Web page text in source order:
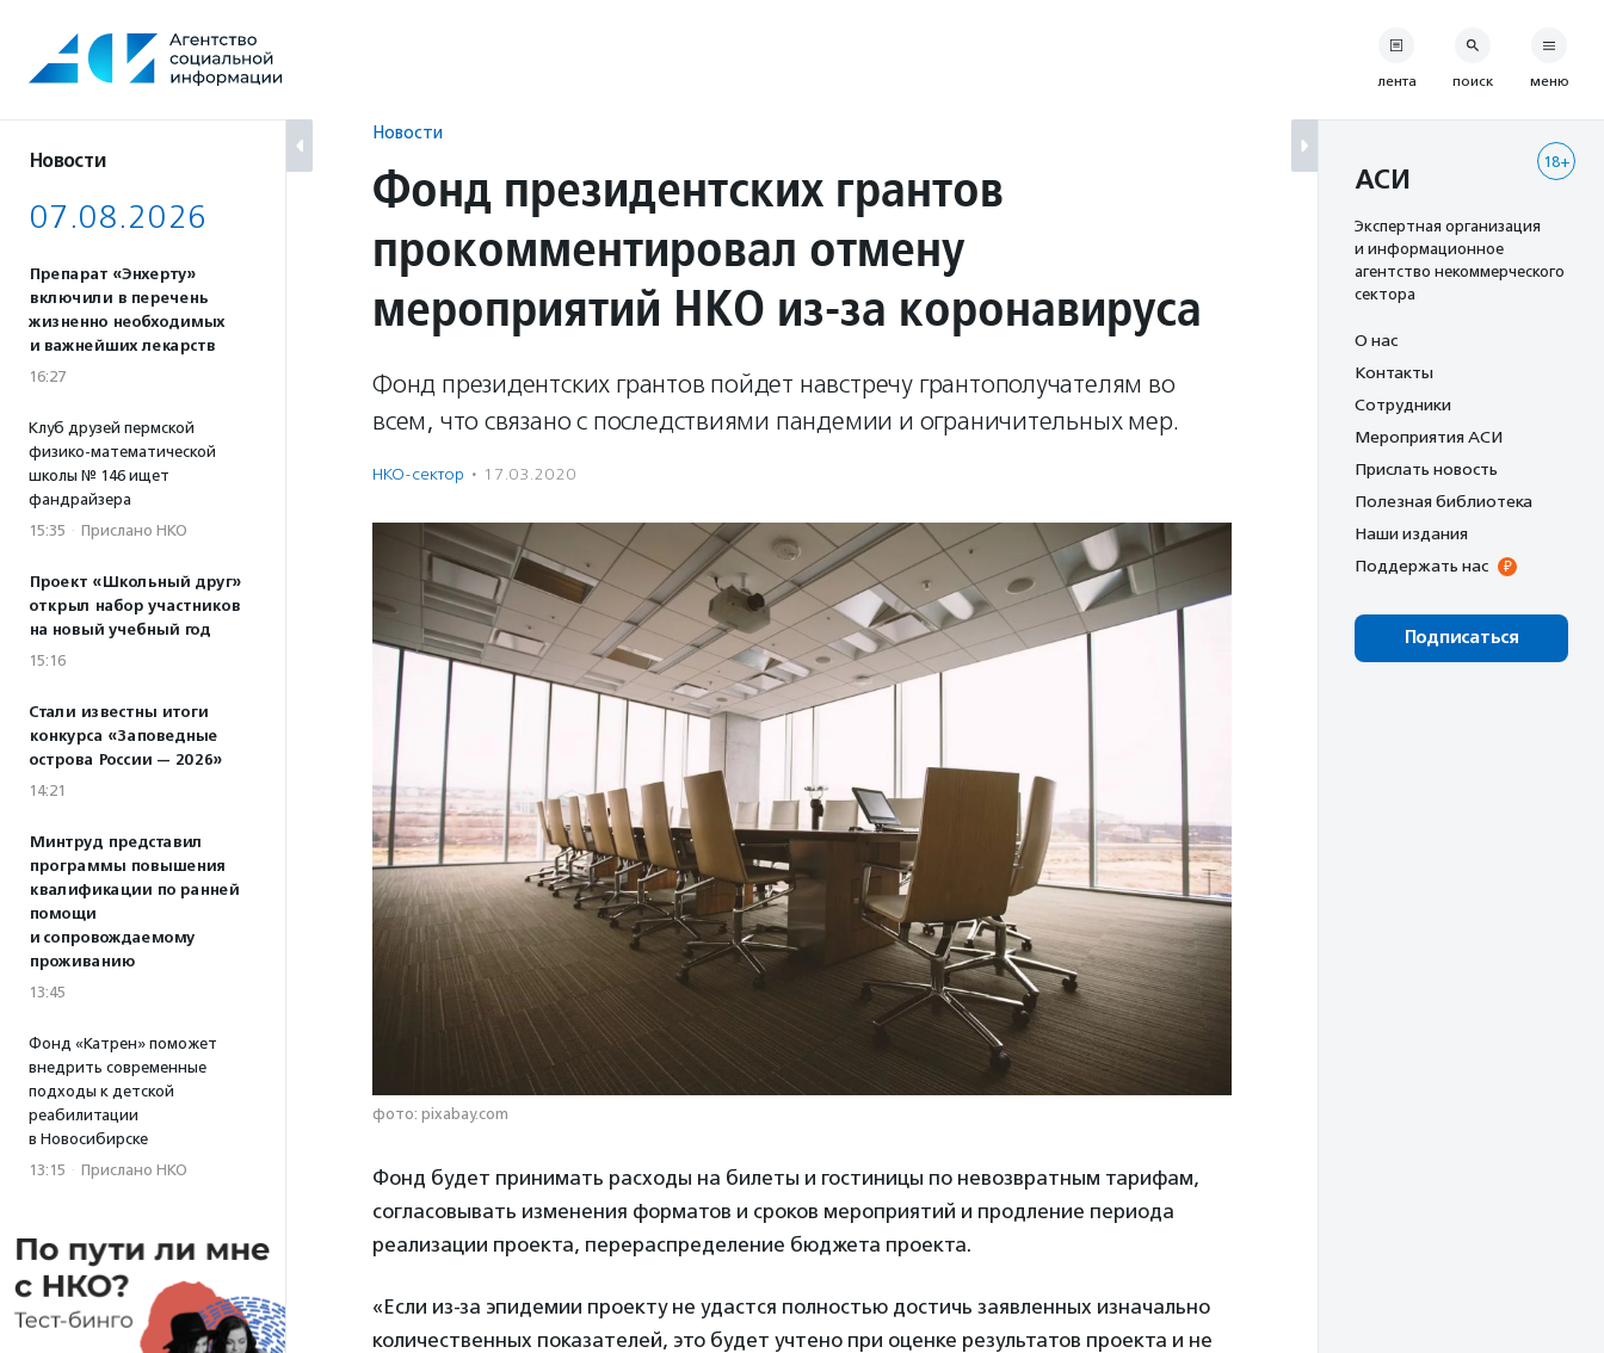
содержанию
Новости
07.08.2026
Препарат «Энхерту»
включили в перечень
жизненно необходимых
и важнейших лекарств
16:27
Клуб друзей пермской
физико-математической
школы № 146 ищет
фандрайзера
15:35 · Прислано НКО
Проект «Школьный друг»
открыл набор участников
на новый учебный год
15:16
Стали известны итоги
конкурса «Заповедные
острова России — 2026»
14:21
Минтруд представил
программы повышения
квалификации по ранней
помощи
и сопровождаемому
проживанию
13:45
Фонд «Катрен» поможет
внедрить современные
подходы к детской
реабилитации
в Новосибирске
13:15 · Прислано НКО
Новости
Фонд президентских грантов
прокомментировал отмену
мероприятий НКО из-за коронавируса
Фонд президентских грантов пойдет навстречу грантополучателям во
всем, что связано с последствиями пандемии и ограничительных мер.
НКО-сектор · 17.03.2020
фото: pixabay.com
Фонд будет принимать расходы на билеты и гостиницы по невозвратным тарифам,
согласовывать изменения форматов и сроков мероприятий и продление периода
реализации проекта, перераспределение бюджета проекта.
«Если из-за эпидемии проекту не удастся полностью достичь заявленных изначально
количественных показателей, это будет учтено при оценке результатов проекта и не
лента поиск меню
18+
АСИ
Экспертная организация
и информационное
агентство некоммерческого
сектора
О нас
Контакты
Сотрудники
Мероприятия АСИ
Прислать новость
Полезная библиотека
Наши издания
Поддержать нас
Подписаться